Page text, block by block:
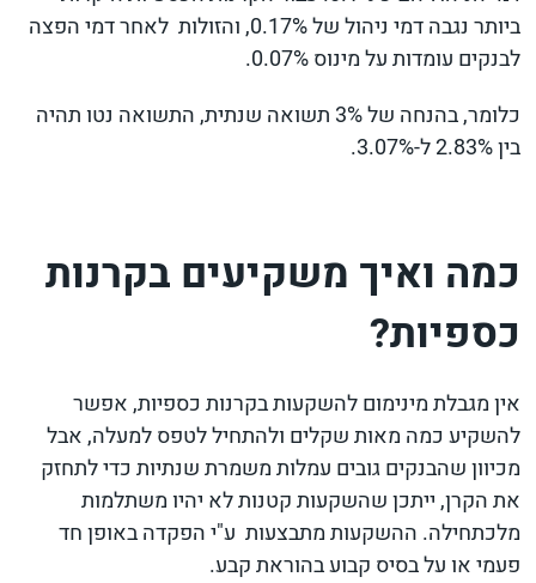
ביותר נגבה דמי ניהול של 0.17%, והזולות לאחר דמי הפצה
לבנקים עומדות על מינוס 0.07%.
כלומר, בהנחה של 3% תשואה שנתית, התשואה נטו תהיה
בין 2.83% ל-3.07%.
כמה ואיך משקיעים בקרנות
כספיות?
אין מגבלת מינימום להשקעות בקרנות כספיות, אפשר
להשקיע כמה מאות שקלים ולהתחיל לטפס למעלה, אבל
מכיוון שהבנקים גובים עמלות משמרת שנתיות כדי לתחזק
את הקרן, ייתכן שהשקעות קטנות לא יהיו משתלמות
מלכתחילה. ההשקעות מתבצעות ע"י הפקדה באופן חד
פעמי או על בסיס קבוע בהוראת קבע.